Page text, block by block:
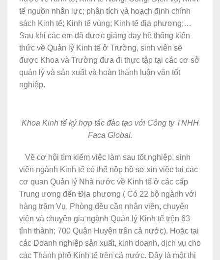
tế nguồn nhân lực; phân tích và hoạch định chính
sách Kinh tế; Kinh tế vùng; Kinh tế địa phương;…
Sau khi các em đã được giảng dạy hệ thống kiến
thức về Quản lý Kinh tế ở Trường, sinh viên sẽ
được Khoa và Trường đưa đi thực tập tại các cơ sở
quản lý và sản xuất và hoàn thành luận văn tốt
nghiệp.
Khoa Kinh tế ký hợp tác đào tạo với Công ty TNHH
Faca Global.
Về cơ hội tìm kiếm việc làm sau tốt nghiệp, sinh
viên ngành Kinh tế có thể nộp hồ sơ xin việc tại các
cơ quan Quản lý Nhà nước về Kinh tế ở các cấp
Trung ương đến Địa phương ( Có 22 bộ ngành với
hàng trăm Vụ, Phòng đều cần nhân viên, chuyên
viên và chuyên gia ngành Quản lý Kinh tế trên 63
tỉnh thành; 700 Quận Huyện trên cả nước). Hoặc tại
các Doanh nghiệp sản xuất, kinh doanh, dịch vụ cho
các Thành phố Kinh tế trên cả nước. Đây là một thị